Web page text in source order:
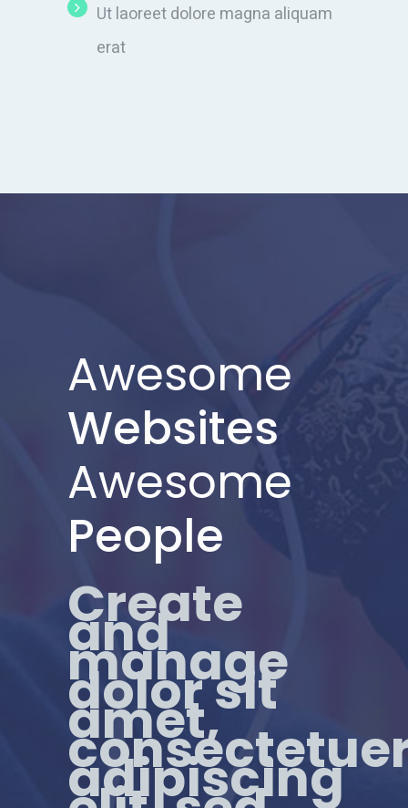
Ut laoreet dolore magna aliquam
erat
Awesome
Websites
Awesome
People
Create
and
manage
dolor sit
amet,
adipiscing